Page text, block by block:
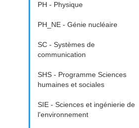
PH - Physique
PH_NE - Génie nucléaire
SC - Systèmes de
communication
SHS - Programme Sciences
humaines et sociales
SIE - Sciences et ingénierie de
l'environnement